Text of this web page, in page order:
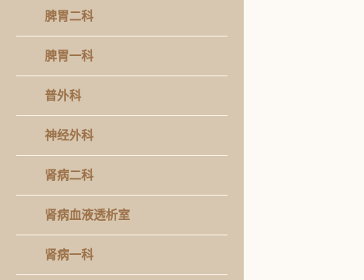
脾胃二科
脾胃一科
普外科
神经外科
肾病二科
肾病血液透析室
肾病一科